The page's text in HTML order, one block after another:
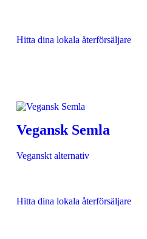
Hitta dina lokala återförsäljare
Vegansk Semla
Veganskt alternativ
Hitta dina lokala återförsäljare